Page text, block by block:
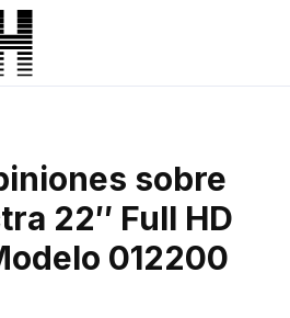
sobre
22″ Full HD
012200